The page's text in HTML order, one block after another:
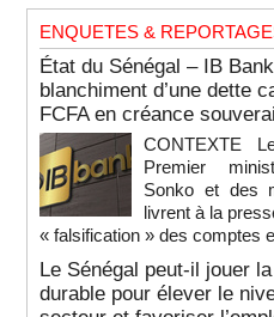
ENQUETES &
État du Sénégal – IB
blanchiment d’une dette
FCFA en créance
CONTEXTE
Premier
Sonko et des
livrent à la
« falsification » des comptes
Le Sénégal peut-il jouer
durable pour élever le